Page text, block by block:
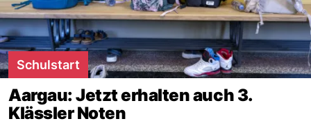
Schulstart
Aargau: Jetzt erhalten auch 3.
Klässler Noten